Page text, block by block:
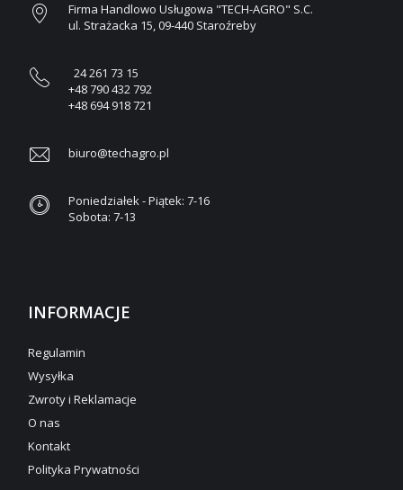
Firma Handlowo Usługowa "TECH-AGRO" S.C.
ul. Strażacka 15, 09-440 Staroźreby
24 261 73 15
+48 790 432 792
+48 694 918 721
biuro@techagro.pl
Poniedziałek - Piątek: 7-16
Sobota: 7-13
INFORMACJE
Regulamin
Wysyłka
Zwroty i Reklamacje
O nas
Kontakt
Polityka Prywatności